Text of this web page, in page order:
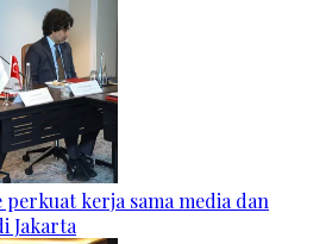
kerja sama media dan
Jakarta